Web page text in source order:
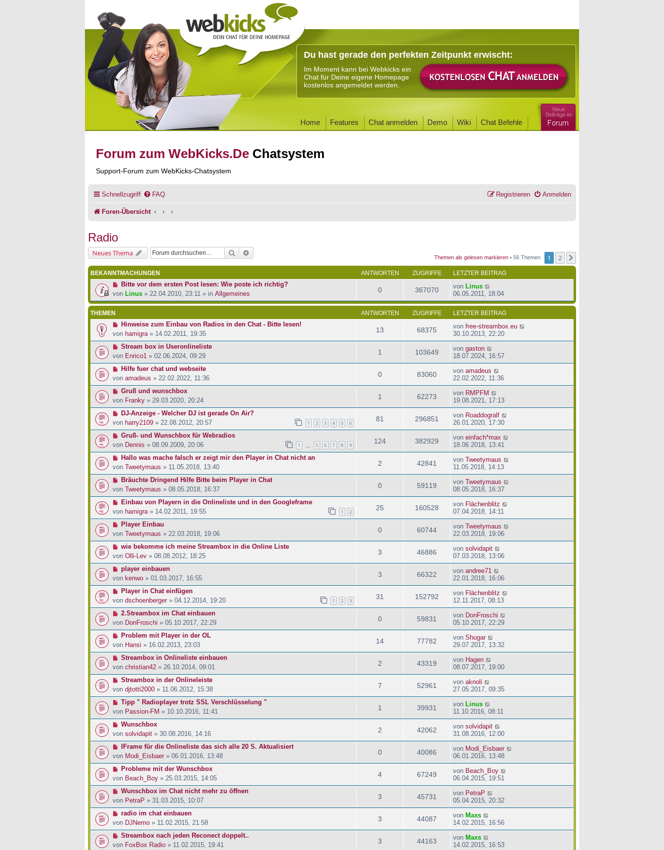
Du hast gerade den perfekten Zeitpunkt erwischt:
Im Moment kann bei Webkicks ein
Chat für Deine eigene Homepage
kostenlos angemeldet werden.
Home Features Chat anmelden Demo Wiki Chat Befehle
Forum zum WebKicks.De Chatsystem
Support-Forum zum WebKicks-Chatsystem
Schnellzugriff FAQ Anmelden
Registrieren
Foren-Übersicht
Radio
Neues Thema Suche
Themen als gelesen markieren • 56 Themen 1 2
BEKANNTMACHUNGEN ANTWORTEN ZUGRIFFE LETZTER BEITRAG
Bitte vor dem ersten Post lesen: Wie poste ich richtig?
von Linus » 22.04.2010, 23:11 » in Allgemeines 0 367070 von Linus
06.05.2011, 18:04
THEMEN ANTWORTEN ZUGRIFFE LETZTER BEITRAG
Hinweise zum Einbau von Radios in den Chat - Bitte lesen!
von hamigra » 14.02.2011, 19:35 13 68375 von free-streambox.eu
30.10.2013, 22:20
Stream box in Useronlineliste
von Enrico1 » 02.06.2024, 09:29 1 103649 von gaston
18.07.2024, 16:57
Hilfe fuer chat und webseite
von amadeus » 22.02.2022, 11:36 0 83060 von amadeus
22.02.2022, 11:36
Gruß und wunschbox
von Franky » 29.03.2020, 20:24 1 62273 von RMPFM
19.08.2021, 17:13
DJ-Anzeige - Welcher DJ ist gerade On Air?
von harry2109 » 22.08.2012, 20:57 1 2 3 4 5 6
81 296851 von Roaddogralf
26.01.2020, 17:30
Gruß- und Wunschbox für Webradios
von Dennis » 08.09.2009, 20:06 1 5 6 7 8 9
124 382929 von einfach*max
18.06.2018, 13:41
Hallo was mache falsch er zeigt mir den Player in Chat nicht an
von Tweetymaus » 11.05.2018, 13:40 2 42841 von Tweetymaus
11.05.2018, 14:13
Bräuchte Dringend Hilfe Bitte beim Player in Chat
von Tweetymaus » 08.05.2018, 16:37 0 59119 von Tweetymaus
08.05.2018, 16:37
Einbau von Playern in die Onlineliste und in den Googleframe
von hamigra » 14.02.2011, 19:55 1 2
25 160528 von Flächenblitz
07.04.2018, 14:11
Player Einbau
von Tweetymaus » 22.03.2018, 19:06 0 60744 von Tweetymaus
22.03.2018, 19:06
wie bekomme ich meine Streambox in die Online Liste
von Olli-Lev » 08.08.2012, 18:25 3 46886 von solvidapit
07.03.2018, 13:06
player einbauen
von kenwo » 01.03.2017, 16:55 3 66322 von andree71
22.01.2018, 16:06
Player in Chat einfügen
von dschoenberger» 04.12.2014, 19:20 1 2 3
31 152792 von Flächenblitz
12.11.2017, 08:13
2.Streambox im Chat einbauen
von DonFroschi » 05.10.2017, 22:29 0 59831 von DonFroschi
05.10.2017, 22:29
Problem mit Player in der OL
von Hansi » 16.02.2013, 23:03 14 77782 von Shugar
29.07.2017, 13:32
Streambox in Onlineliste einbauen
von christian42 » 26.10.2014, 09:01 2 43319 von Hagen
08.07.2017, 19:00
Streambox in der Onlineleiste
von djtotti2000 » 11.06.2012, 15:38 7 52961 von aknoli
27.05.2017, 09:35
Tipp " Radioplayer trotz SSL Verschlüsselung "
von Passion-FM » 10.10.2016, 11:41 1 39931 von Linus
11.10.2016, 08:11
Wunschbox
von solvidapit » 30.08.2016, 14:16 2 42062 von solvidapit
31.08.2016, 12:00
IFrame für die Onlineliste das sich alle 20 S. Aktualisiert
von Modi_Eisbaer » 06.01.2016, 13:48 0 40086 von Modi_Eisbaer
06.01.2016, 13:48
Probleme mit der Wunschbox
von Beach_Boy » 25.03.2015, 14:05 4 67249 von Beach_Boy
06.04.2015, 19:51
Wunschbox im Chat nicht mehr zu öffnen
von PetraP » 31.03.2015, 10:07 3 45731 von PetraP
05.04.2015, 20:32
radio im chat einbauen
von DJNemo » 11.02.2015, 21:58 3 44087 von Maxs
14.02.2015, 16:56
Streambox nach jeden Reconect doppelt..
von FoxBox Radio » 11.02.2015, 19:41 3 44163 von Maxs
14.02.2015, 16:53